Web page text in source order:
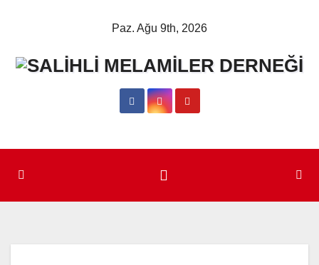
Paz. Ağu 9th, 2026